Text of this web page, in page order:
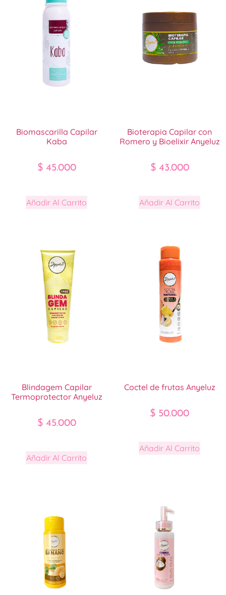
Biomascarilla Capilar
Kaba
$45.000
Añadir Al Carrito
Bioterapia Capilar con
Romero y Bioelixir Anyeluz
$43.000
Añadir Al Carrito
Blindagem Capilar
Termoprotector Anyeluz
$45.000
Añadir Al Carrito
Coctel de frutas Anyeluz
$ 50.000
Añadir Al Carrito